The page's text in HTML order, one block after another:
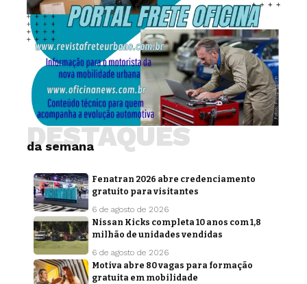
da semana
DESTAQUES
Fenatran 2026 abre credenciamento
gratuito para visitantes
6 de agosto de 2026
Nissan Kicks completa 10 anos com 1,8
milhão de unidades vendidas
6 de agosto de 2026
Motiva abre 80 vagas para formação
gratuita em mobilidade